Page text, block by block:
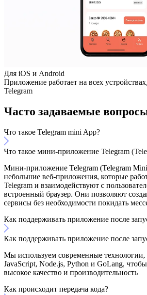
Для iOS и Android
Приложение работает на всех
Telegram
Часто задаваемые
Что такое Telegram mini App?
Что такое мини-приложение Telegram
Мини-приложение Telegram (Telegram
небольшие веб-приложения, которые
Telegram и взаимодействуют с
встроенный браузер. Они позволяют
сервисы без необходимости покидать
Как поддерживать приложение после
Как поддерживать приложение после
Мы используем современные технологии,
JavaScript, Node.js, Python и GoLang,
высокое качество и производительность
Как происходит передача кода?